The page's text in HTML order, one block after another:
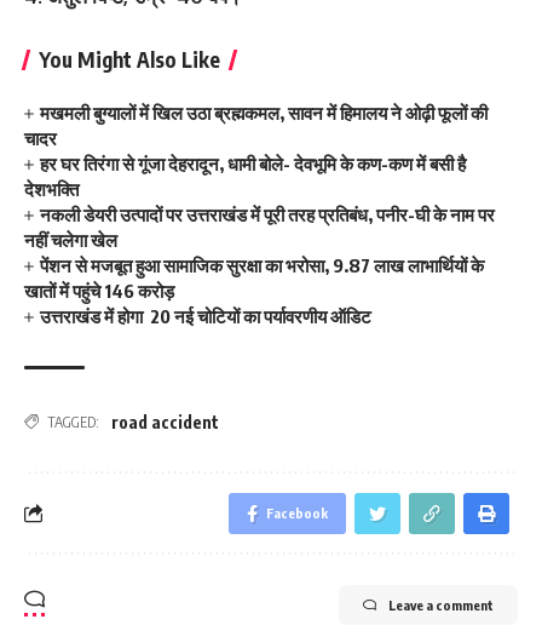
You Might Also Like
मखमली बुग्यालों में खिल उठा ब्रह्मकमल, सावन में हिमालय ने ओढ़ी फूलों की
चादर
हर घर तिरंगा से गूंजा देहरादून, धामी बोले- देवभूमि के कण-कण में बसी है
देशभक्ति
नकली डेयरी उत्पादों पर उत्तराखंड में पूरी तरह प्रतिबंध, पनीर-घी के नाम पर
नहीं चलेगा खेल
पेंशन से मजबूत हुआ सामाजिक सुरक्षा का भरोसा, 9.87 लाख लाभार्थियों के
खातों में पहुंचे 146 करोड़
उत्तराखंड में होगा 20 नई चोटियों का पर्यावरणीय ऑडिट
TAGGED: road accident
Facebook
Leave a comment